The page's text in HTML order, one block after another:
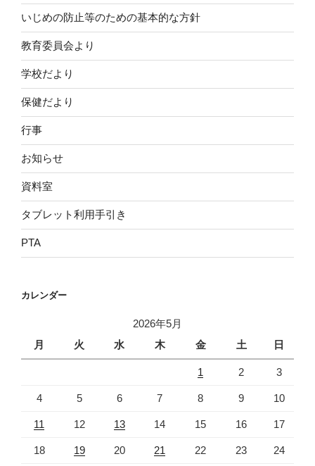
いじめの防止等のための基本的な方針
教育委員会より
学校だより
保健だより
行事
お知らせ
資料室
タブレット利用手引き
PTA
カレンダー
2026年5月
月
火 水 木 金 土 日
1 2 3
4 5 6 7 8 9 10
11 12 13 14 15 16 17
18 19 20 21 22 23 24